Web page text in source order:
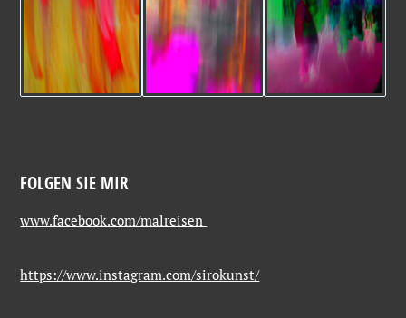
FOLGEN SIE MIR
www.facebook.com/malreisen
https://www.instagram.com/sirokunst/